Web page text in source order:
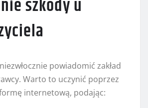
szkody u
powiadomić zakład
Warto to uczynić poprzez
internetową, podając: